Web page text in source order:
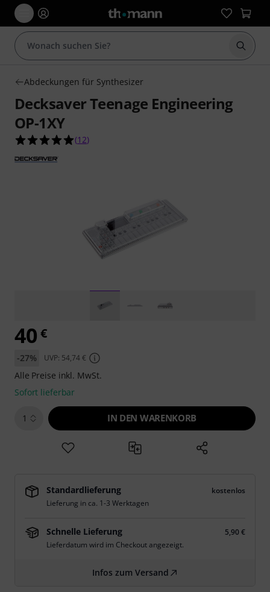
Suche
Abdeckungen für Synthesizer
Decksaver Teenage Engineering
OP-1XY
5.0 von 5 Sternen aus 12 Kundenbewertungen
(12)
40 €
-27% UVP: 54,74 €
Alle Preise inkl. MwSt.
Sofort lieferbar
1 IN DEN WARENKORB
Standardlieferung
kostenlos
Lieferung in ca. 1-3 Werktagen
Schnelle Lieferung
5,90 €
Lieferdatum wird im Checkout angezeigt.
Infos zum Versand